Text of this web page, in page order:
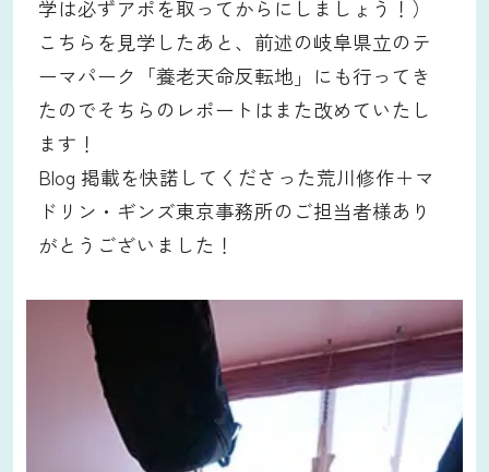
学は必ずアポを取ってからにしましょう！）
こちらを見学したあと、前述の岐阜県立のテ
ーマパーク「養老天命反転地」にも行ってき
たのでそちらのレポートはまた改めていたし
ます！
Blog 掲載を快諾してくださった荒川修作＋マ
ドリン・ギンズ東京事務所のご担当者様あり
がとうございました！